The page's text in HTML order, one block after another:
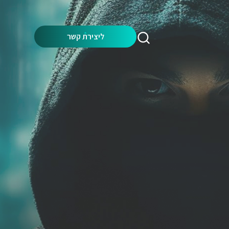
Search: ליצירת קשר